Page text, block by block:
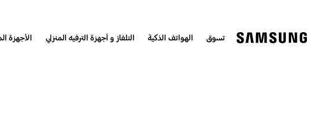
تسوق الهواتف الذكية التلفاز و أجهزة الترفيه المنزلي الأجهزة